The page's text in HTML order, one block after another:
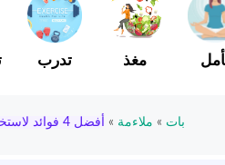
تدرب مغذ
بات » ملاءمة » أفضل 4 فوائد لاستخدام أحزمة الورك